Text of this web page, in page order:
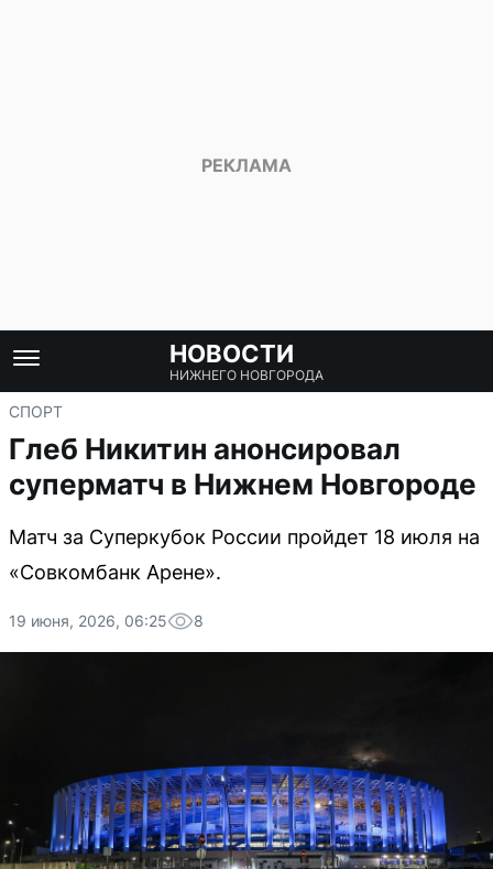
НОВОСТИ
НИЖНЕГО НОВГОРОДА
СПОРТ
Глеб Никитин анонсировал
суперматч в Нижнем Новгороде
Матч за Суперкубок России пройдет 18 июля на
«Совкомбанк Арене».
19 июня, 2026, 06:25 8